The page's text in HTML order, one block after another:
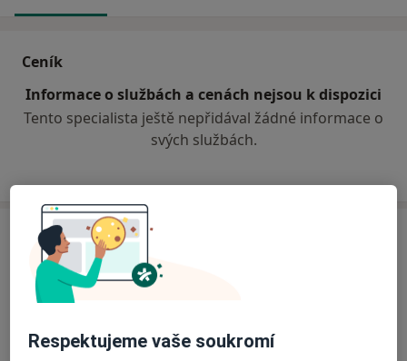
Ceník
Informace o službách a cenách nejsou k dispozici
Tento specialista ještě nepřidával žádné informace o
svých službách.
Adresa
Nemocnice Blansko
Sadová 1596/33,
Respektujeme vaše soukromí